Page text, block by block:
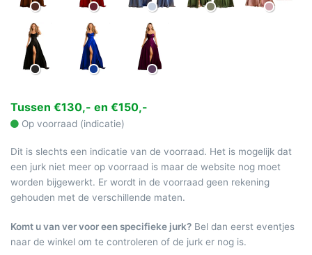
Tussen €130,- en €150,-
Op voorraad (indicatie)
Dit is slechts een indicatie van de voorraad. Het is mogelijk dat
een jurk niet meer op voorraad is maar de website nog moet
worden bijgewerkt. Er wordt in de voorraad geen rekening
gehouden met de verschillende maten.
Komt u van ver voor een specifieke jurk? Bel dan eerst eventjes
naar de winkel om te controleren of de jurk er nog is.